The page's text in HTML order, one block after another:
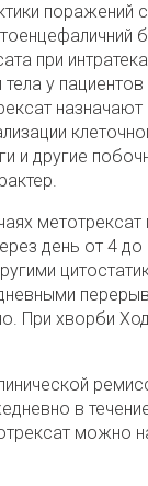
поражений
при
у пациентов
и другие
день от 4 до
При хворби
в
можно